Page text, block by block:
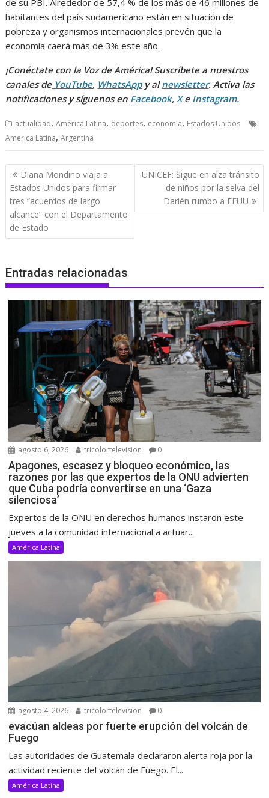
habitantes del país sudamericano están en situación de
pobreza y organismos internacionales prevén que la
economía caerá más de 3% este año.
¡Conéctate con la Voz de América! Suscríbete a nuestros
canales deYouTube, WhatsAppy alnewsletter. Activa las
notificaciones y síguenos en Facebook, Xe Instagram.
actualidad,América Latina, deportes, economia, Estados Unidos
América Latina,Argentina
Navegación
de
entradas
Diana Mondino viaja a
Estados Unidos para firmar
tres “acuerdos de largo
alcance” con el Departamento
de Estado
UNICEF: Sigue en alza tránsito
de niños por la selva del
Darién rumbo a EEUU
Entradas relacionadas
agosto 6, 2026 tricolortelevision 0
Apagones, escasez y bloqueo económico, las
razones por las que expertos de la ONU advierten
que Cuba podría convertirse en una ‘Gaza
silenciosa’
Expertos de la ONU en derechos humanos instaron este
jueves a la comunidad internacional a actuar...
América Latina
agosto 4, 2026 tricolortelevision 0
evacúan aldeas por fuerte erupción del volcán de
Fuego
Las autoridades de Guatemala declararon alerta roja por la
actividad reciente del volcán de Fuego. El...
América Latina